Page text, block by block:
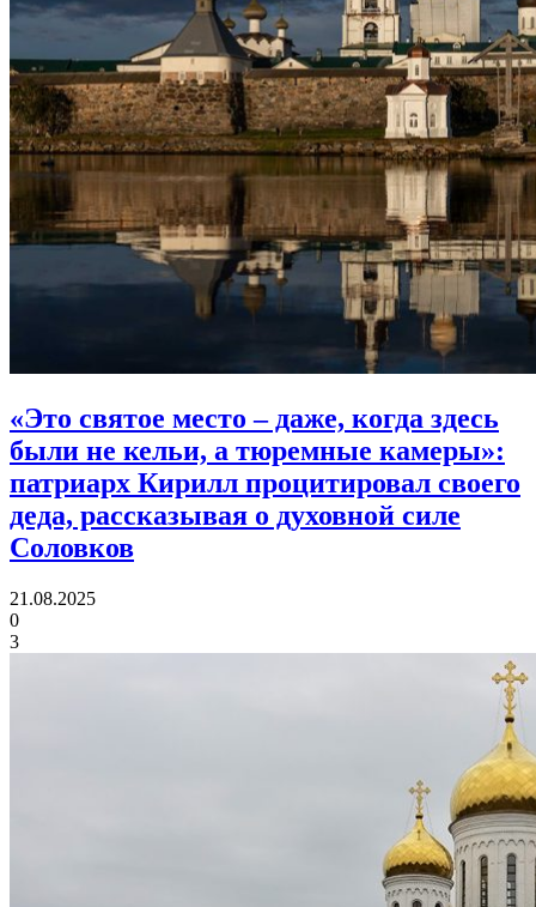
«Это святое место – даже, когда здесь
были не кельи, а тюремные камеры»:
патриарх Кирилл процитировал своего
деда, рассказывая о духовной силе
Соловков
21.08.2025
0
3